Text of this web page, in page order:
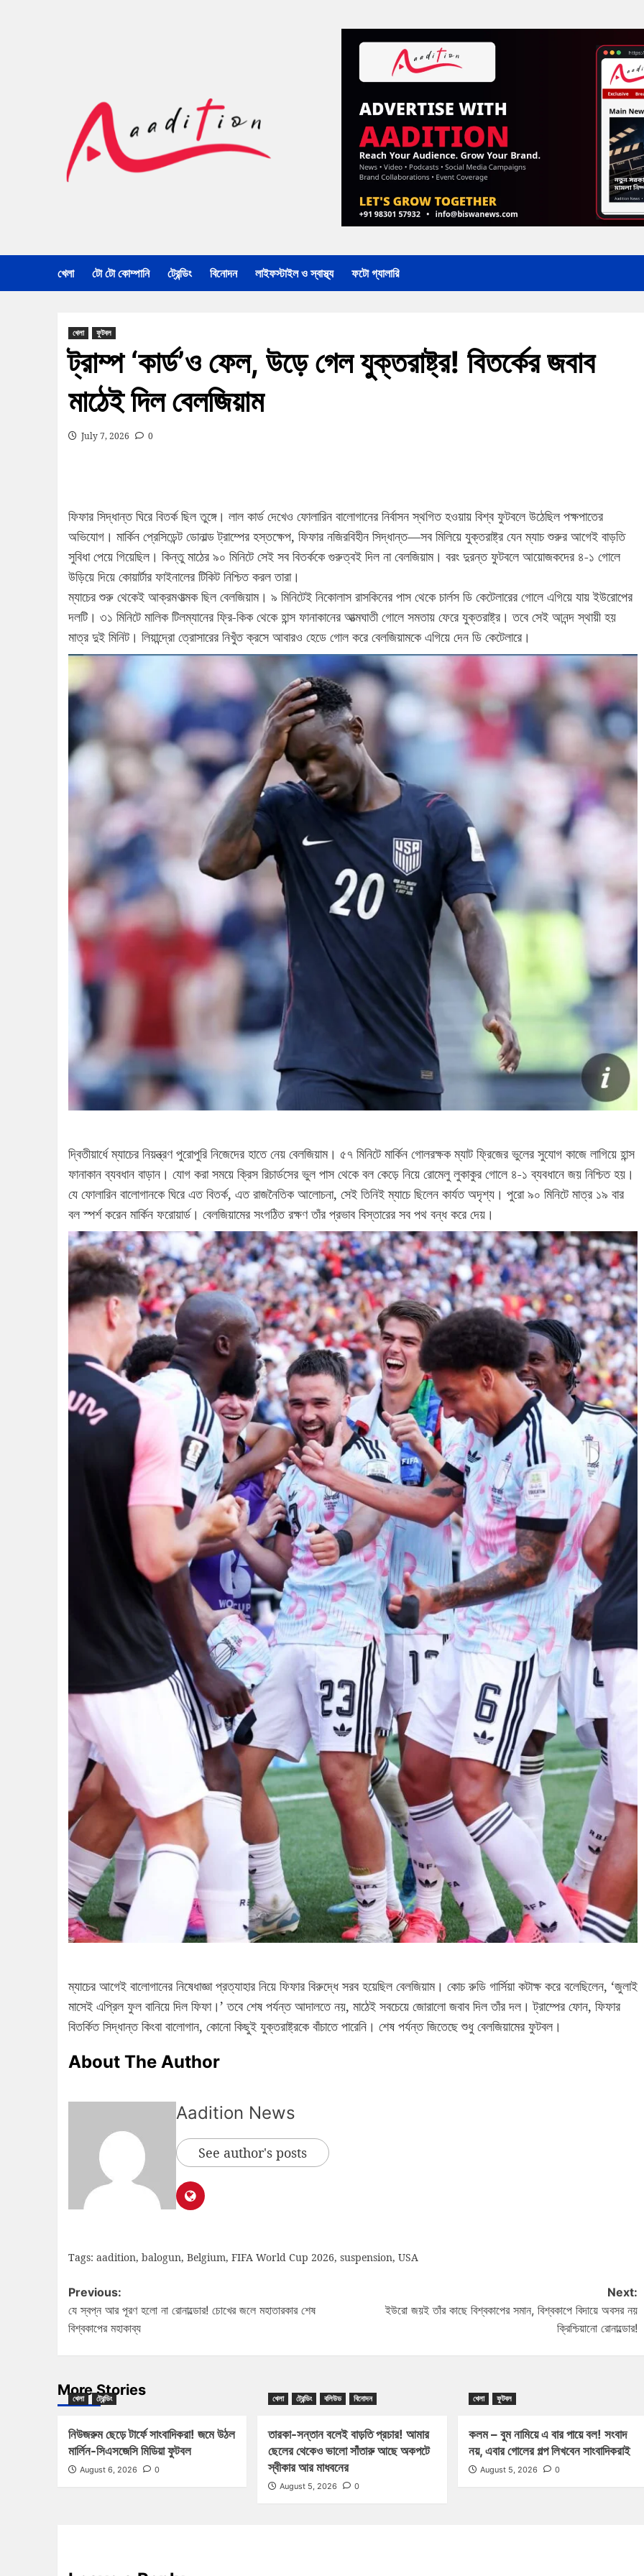
খেলা টো টো কোম্পানি ট্রেন্ডিং বিনোদন লাইফস্টাইল ও স্বাস্থ্য ফটো গ্যালারি
খেলা ফুটবল
ট্রাম্প ‘কার্ড’ও ফেল, উড়ে গেল যুক্তরাষ্ট্র! বিতর্কের জবাব
মাঠেই দিল বেলজিয়াম
July 7, 2026 0
ফিফার সিদ্ধান্ত ঘিরে বিতর্ক ছিল তুঙ্গে। লাল কার্ড দেখেও ফোলারিন বালোগানের নির্বাসন স্থগিত হওয়ায় বিশ্ব ফুটবলে উঠেছিল পক্ষপাতের
অভিযোগ। মার্কিন প্রেসিডেন্ট ডোনাল্ড ট্রাম্পের হস্তক্ষেপ, ফিফার নজিরবিহীন সিদ্ধান্ত—সব মিলিয়ে যুক্তরাষ্ট্র যেন ম্যাচ শুরুর আগেই বাড়তি
সুবিধা পেয়ে গিয়েছিল। কিন্তু মাঠের ৯০ মিনিটে সেই সব বিতর্ককে গুরুত্বই দিল না বেলজিয়াম। বরং দুরন্ত ফুটবলে আয়োজকদের ৪-১ গোলে
উড়িয়ে দিয়ে কোয়ার্টার ফাইনালের টিকিট নিশ্চিত করল তারা।
ম্যাচের শুরু থেকেই আক্রমণাত্মক ছিল বেলজিয়াম। ৯ মিনিটেই নিকোলাস রাসকিনের পাস থেকে চার্লস ডি কেটেলারের গোলে এগিয়ে যায় ইউরোপের
দলটি। ৩১ মিনিটে মালিক টিলম্যানের ফ্রি-কিক থেকে হান্স ফানাকানের আত্মঘাতী গোলে সমতায় ফেরে যুক্তরাষ্ট্র। তবে সেই আনন্দ স্থায়ী হয়
মাত্র দুই মিনিট। লিয়ান্দ্রো ত্রোসারের নিখুঁত ক্রসে আবারও হেডে গোল করে বেলজিয়ামকে এগিয়ে দেন ডি কেটেলারে।
দ্বিতীয়ার্ধে ম্যাচের নিয়ন্ত্রণ পুরোপুরি নিজেদের হাতে নেয় বেলজিয়াম। ৫৭ মিনিটে মার্কিন গোলরক্ষক ম্যাট ফ্রিজের ভুলের সুযোগ কাজে লাগিয়ে হান্স
ফানাকান ব্যবধান বাড়ান। যোগ করা সময়ে ক্রিস রিচার্ডসের ভুল পাস থেকে বল কেড়ে নিয়ে রোমেলু লুকাকুর গোলে ৪-১ ব্যবধানে জয় নিশ্চিত হয়।
যে ফোলারিন বালোগানকে ঘিরে এত বিতর্ক, এত রাজনৈতিক আলোচনা, সেই তিনিই ম্যাচে ছিলেন কার্যত অদৃশ্য। পুরো ৯০ মিনিটে মাত্র ১৯ বার
বল স্পর্শ করেন মার্কিন ফরোয়ার্ড। বেলজিয়ামের সংগঠিত রক্ষণ তাঁর প্রভাব বিস্তারের সব পথ বন্ধ করে দেয়।
ম্যাচের আগেই বালোগানের নিষেধাজ্ঞা প্রত্যাহার নিয়ে ফিফার বিরুদ্ধে সরব হয়েছিল বেলজিয়াম। কোচ রুডি গার্সিয়া কটাক্ষ করে বলেছিলেন, ‘জুলাই
মাসেই এপ্রিল ফুল বানিয়ে দিল ফিফা।’ তবে শেষ পর্যন্ত আদালতে নয়, মাঠেই সবচেয়ে জোরালো জবাব দিল তাঁর দল। ট্রাম্পের ফোন, ফিফার
বিতর্কিত সিদ্ধান্ত কিংবা বালোগান, কোনো কিছুই যুক্তরাষ্ট্রকে বাঁচাতে পারেনি। শেষ পর্যন্ত জিতেছে শুধু বেলজিয়ামের ফুটবল।
About The Author
Aadition News
See author's posts
Tags: aadition, balogun, Belgium, FIFA World Cup 2026, suspension, USA
Previous:
যে স্বপ্ন আর পূরণ হলো না রোনাল্ডোর! চোখের জলে মহাতারকার শেষ
বিশ্বকাপের মহাকাব্য
Next:
ইউরো জয়ই তাঁর কাছে বিশ্বকাপের সমান, বিশ্বকাপে বিদায়ে অবসর নয়
ক্রিশ্চিয়ানো রোনাল্ডোর!
More Stories
খেলা ট্রেন্ডিং
নিউজরুম ছেড়ে টার্ফে সাংবাদিকরা! জমে উঠল
মার্লিন-সিএসজেসি মিডিয়া ফুটবল
August 6, 2026 0
খেলা ট্রেন্ডিং বলিউড বিনোদন
তারকা-সন্তান বলেই বাড়তি প্রচার! আমার
ছেলের থেকেও ভালো সাঁতারু আছে অকপটে
স্বীকার আর মাধবনের
August 5, 2026 0
খেলা ফুটবল
কলম – বুম নামিয়ে এ বার পায়ে বল! সংবাদ
নয়, এবার গোলের গল্প লিখবেন সাংবাদিকরাই
August 5, 2026 0